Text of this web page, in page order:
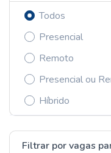
Todos
Presencial
Remoto
Presencial ou
Híbrido
Filtrar por vagas